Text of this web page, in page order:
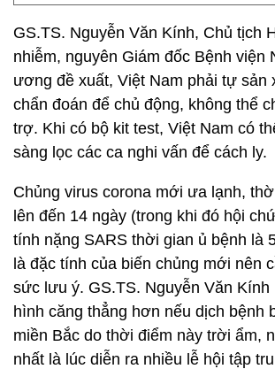
GS.TS. Nguyễn Văn Kính, Chủ tịch
nhiễm, nguyên Giám đốc Bệnh viện
ương đề xuất, Việt Nam phải tự sản
chẩn đoán để chủ động, không thể
trợ. Khi có bộ kit test, Việt Nam có
sàng lọc các ca nghi vấn để cách ly.
Chủng virus corona mới ưa lạnh,
lên đến 14 ngày (trong khi đó hội
tính nặng SARS thời gian ủ bệnh là
là đặc tính của biến chủng mới nên
sức lưu ý. GS.TS. Nguyễn Văn Kính
hình căng thẳng hơn nếu dịch bệnh
miền Bắc do thời điểm này trời ẩm,
nhất là lúc diễn ra nhiều lễ hội tập